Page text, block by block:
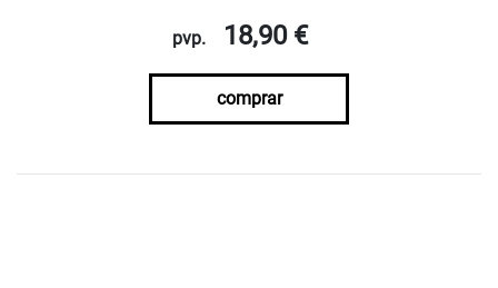
pvp. 18,90 €
comprar